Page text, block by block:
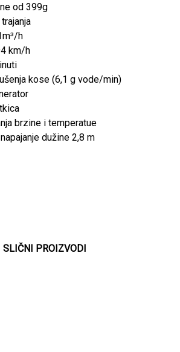
od 399g
h
km/h
kose (6,1 g vode/min)
brzine i temperatue
dužine 2,8 m
SLIČNI PROIZVODI